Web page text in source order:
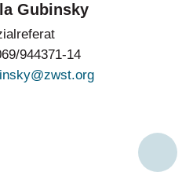
Gubinsky
944371-14